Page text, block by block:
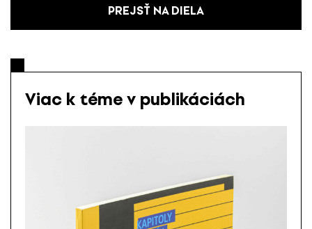
PREJSŤ NA DIELA
Viac k téme v publikáciách